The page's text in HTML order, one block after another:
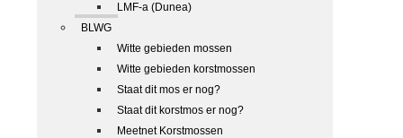
LMF-a (Dunea)
BLWG
Witte gebieden mossen
Witte gebieden korstmossen
Staat dit mos er nog?
Staat dit korstmos er nog?
Meetnet Korstmossen